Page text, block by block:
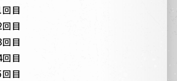
目
目
目
目
目